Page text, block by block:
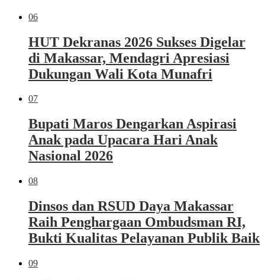
06
HUT Dekranas 2026 Sukses Digelar
di Makassar, Mendagri Apresiasi
Dukungan Wali Kota Munafri
07
Bupati Maros Dengarkan Aspirasi
Anak pada Upacara Hari Anak
Nasional 2026
08
Dinsos dan RSUD Daya Makassar
Raih Penghargaan Ombudsman RI,
Bukti Kualitas Pelayanan Publik Baik
09